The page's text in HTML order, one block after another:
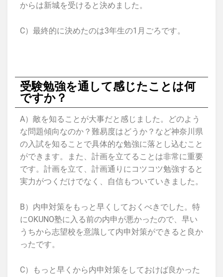
からは新城を受けると決めました。
C）最終的に決めたのは3年生の1月ごろです。
受験勉強を通して感じたことは何
ですか？
A）敵を知ることが大事だと感じました。どのよう
な問題傾向なのか？難易度はどうか？など神奈川県
の入試を知ることで具体的な勉強に落とし込むこと
ができます。また、計画を立てることは非常に重要
です。計画を立て、計画通りにコツコツ勉強すると
実力がつくだけでなく、自信もついていきました。
B）内申対策をもっと早くしておくべきでした。特
にOKUNO塾に入る前の内申が悪かったので、早い
うちから志望校を意識して内申対策ができると良か
ったです。
C）もっと早くから内申対策をしておけば良かった